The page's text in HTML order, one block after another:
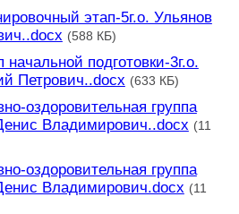
этап-5г.о. Ульянов
(588 КБ)
начальной подготовки-3г.о.
Петрович..docx (633 КБ)
оздоровительная группа
Владимирович..docx (11
оздоровительная группа
Владимирович.docx (11